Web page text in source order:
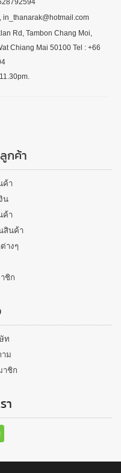
in_thanarak@hotmail.com
Rd, Tambon Chang Moi,
Chiang Mai 50100 Tel : +66
กค้า
ค้า
น
ค้า
สินค้า
างๆ
ชิก
ท
ม
าชิก
า